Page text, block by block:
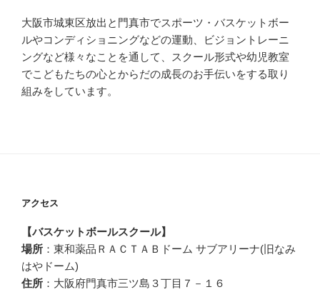
大阪市城東区放出と門真市でスポーツ・バスケットボー
ルやコンディショニングなどの運動、ビジョントレーニ
ングなど様々なことを通して、スクール形式や幼児教室
でこどもたちの心とからだの成長のお手伝いをする取り
組みをしています。
アクセス
【バスケットボールスクール】
場所 ：東和薬品ＲＡＣＴＡＢドーム サブアリーナ(旧なみ
はやドーム)
住所 ：大阪府門真市三ツ島３丁目７－１６